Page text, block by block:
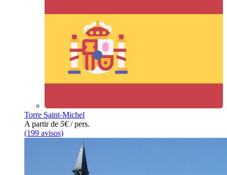
Torre Saint-Michel
A partir de 5€/ pers.
(199 avisos)